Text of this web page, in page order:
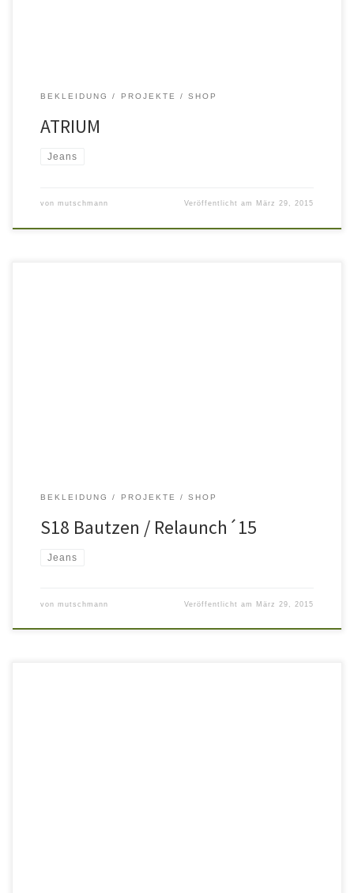
BEKLEIDUNG PROJEKTE SHOP
ATRIUM
Jeans
von mutschmann Veröffentlicht am März 29, 2015
BEKLEIDUNG PROJEKTE SHOP
S18 Bautzen / Relaunch´15
Jeans
von mutschmann Veröffentlicht am März 29, 2015